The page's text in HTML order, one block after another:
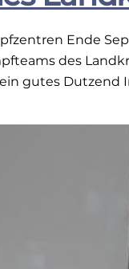
Ende
des
gutes